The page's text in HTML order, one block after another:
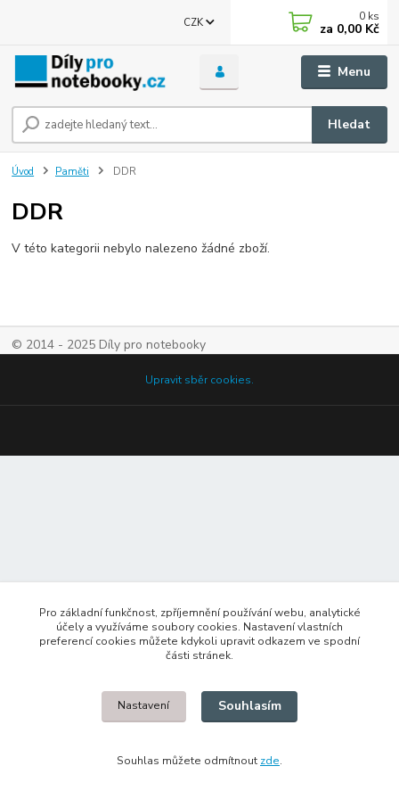
Menu
CZK
Hledat
0 ks
za 0,00 Kč
Úvod Paměti DDR
DDR
V této kategorii nebylo nalezeno žádné zboží.
© 2014 - 2025 Díly pro notebooky
Upravit sběr cookies.
Pro základní funkčnost, zpříjemnění používání webu, analytické
účely a využíváme soubory cookies. Nastavení vlastních
preferencí cookies můžete kdykoli upravit odkazem ve spodní
části stránek.
Nastavení Souhlasím
Souhlas můžete odmítnout zde.